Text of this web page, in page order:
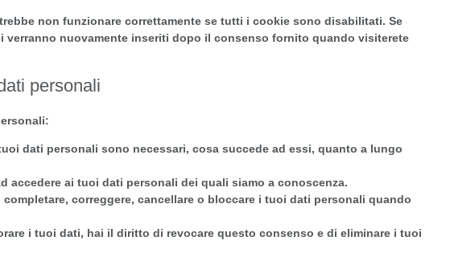
non funzionare correttamente se tutti i cookie sono disabilitati. Se
verranno nuovamente inseriti dopo il consenso fornito quando visiterete
personali
dati personali sono necessari, cosa succede ad essi, quanto a lungo
accedere ai tuoi dati personali dei quali siamo a conoscenza.
correggere, cancellare o bloccare i tuoi dati personali quando
i tuoi dati, hai il diritto di revocare questo consenso e di eliminare i tuoi